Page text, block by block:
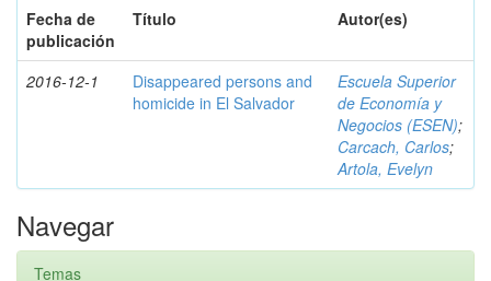
Fecha de
publicación
Título Autor(es)
2016-12-1
Disappeared persons and
homicide in El Salvador
Escuela Superior
de Economía y
Negocios (ESEN);
Carcach, Carlos;
Artola, Evelyn
Navegar
Temas